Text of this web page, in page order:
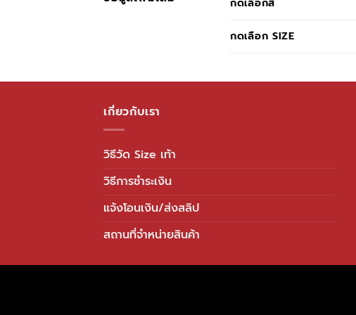
กดเลือก SIZE
เกี่ยวกับเรา
วิธีวัด Size เท้า
วิธีการชำระเงิน
แจ้งโอนเงิน/ส่งสลิป
สถานที่จำหน่ายสินค้า